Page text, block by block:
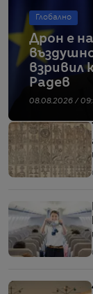
Глобално
Дрон е
взривил
Радев
08.08.2026 /